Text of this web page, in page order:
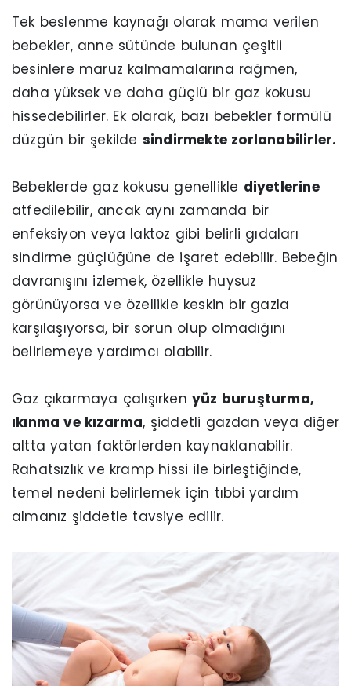
Tek beslenme kaynağı olarak mama verilen
bebekler, anne sütünde bulunan çeşitli
besinlere maruz kalmamalarına rağmen,
daha yüksek ve daha güçlü bir gaz kokusu
hissedebilirler. Ek olarak, bazı bebekler formülü
düzgün bir şekilde sindirmekte zorlanabilirler.
Bebeklerde gaz kokusu genellikle diyetlerine
atfedilebilir, ancak aynı zamanda bir
enfeksiyon veya laktoz gibi belirli gıdaları
sindirme güçlüğüne de işaret edebilir. Bebeğin
davranışını izlemek, özellikle huysuz
görünüyorsa ve özellikle keskin bir gazla
karşılaşıyorsa, bir sorun olup olmadığını
belirlemeye yardımcı olabilir.
Gaz çıkarmaya çalışırken yüz buruşturma,
ıkınma ve kızarma, şiddetli gazdan veya diğer
altta yatan faktörlerden kaynaklanabilir.
Rahatsızlık ve kramp hissi ile birleştiğinde,
temel nedeni belirlemek için tıbbi yardım
almanız şiddetle tavsiye edilir.